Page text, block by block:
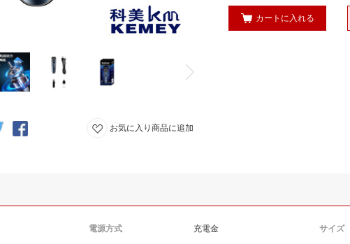
お気に入り商品に追加
カートに入れる
電源方式 充電金 サイズ